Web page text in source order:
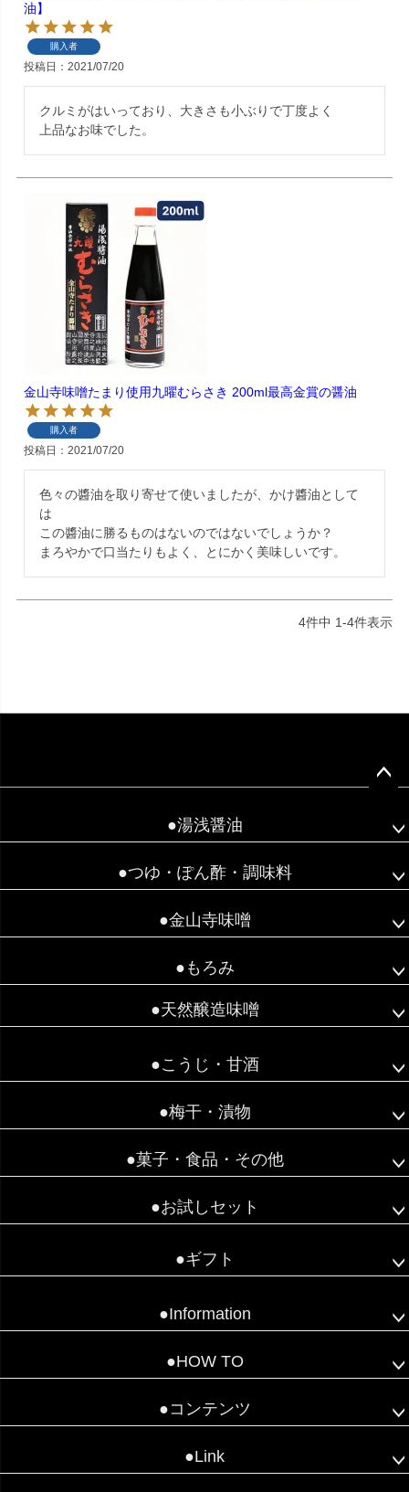
油】
購入者
投稿日 2021/07/20
クルミがはいっており、大きさも小ぶりで丁度よく
上品なお味でした。
金山寺味噌たまり使用九曜むらさき 200ml最高金賞の醤油
購入者
投稿日 2021/07/20
色々の醬油を取り寄せて使いましたが、かけ醬油として
は
この醬油に勝るものはないのではないでしょうか？
まろやかで口当たりもよく、とにかく美味しいです。
4件中 1-4件表示
●湯浅醤油
●つゆ・ぽん酢・調味料
●金山寺味噌
●もろみ
●天然醸造味噌
●こうじ・甘酒
●梅干・漬物
●菓子・食品・その他
●お試しセット
●ギフト
●Information
●HOW TO
●コンテンツ
●Link